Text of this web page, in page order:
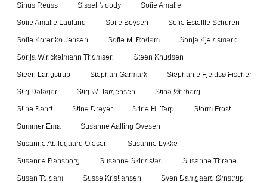
Sinus Reuss Sissel Moody Sofie Amalie
Sofie Amalie Laulund Sofie Boysen Sofie Estellle Schuren
Sofie Korenko Jensen Sofie M. Rodam Sonja Kjeldsmark
Sonja Winckelmann Thomsen Steen Knudsen
Steen Langstrup Stephan Garmark Stephanie Fjeldsø Fischer
Stig Dalager Stig W. Jørgensen Stina Øhrberg
Stine Bahrt Stine Dreyer Stine H. Tarp Storm Frost
Summer Ema Susanne Aalling Ovesen
Susanne Abildgaard Olesen Susanne Lykke
Susanne Ransborg Susanne Skindstad Susanne Thrane
Susan Toldam Susse Kristiansen Sven Damgaard Ørnstrup